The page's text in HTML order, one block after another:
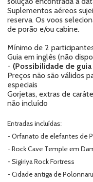
Suplementos aéreos
reserva. Os voos
de porão e/ou cabine.
Mínimo de 2
Guia em inglês (não
- (Possibilidade de
Preços não são válidos
especiais
Gorjetas, extras de
não incluído
Entradas incluídas:
- Orfanato de elefantes de
- Rock Cave Temple em
- Sigiriya Rock Fortress
- Cidade antiga de